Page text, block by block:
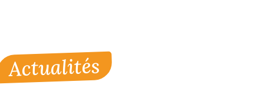
Actualités